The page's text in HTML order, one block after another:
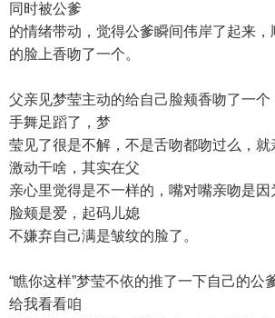
同时被公爹
的情绪带动，觉得公爹瞬间伟岸了起来
的脸上香吻了一个。
父亲见梦莹主动的给自己脸颊香吻了一
手舞足蹈了，梦
莹见了很是不解，不是舌吻都吻过么，就
激动干啥，其实在父
亲心里觉得是不一样的，嘴对嘴亲吻是
脸颊是爱，起码儿媳
不嫌弃自己满是皱纹的脸了。
“瞧你这样”梦莹不依的推了一下自己的公
给我看看咱